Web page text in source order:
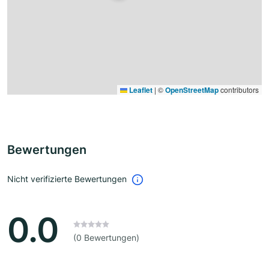
Leaflet | ©OpenStreetMapcontributors
Bewertungen
Nicht verifizierte Bewertungen
0.0 (0 Bewertungen)